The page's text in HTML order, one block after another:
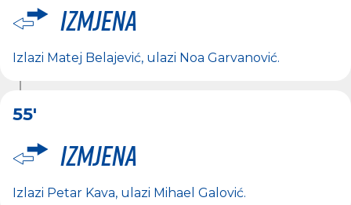
Izmjena
Izlazi Matej Belajević, ulazi Noa Garvanović.
55'
Izmjena
Izlazi Petar Kava, ulazi Mihael Galović.